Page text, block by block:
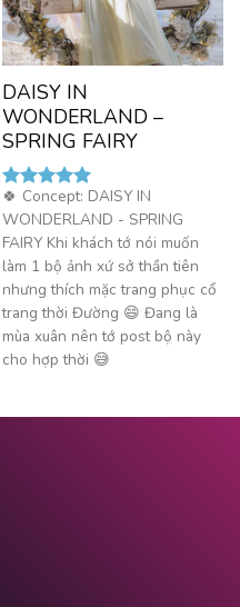
DAISY IN
WONDERLAND –
SPRING FAIRY
Được xếp
hạng5.00
5 sao
🍀 Concept: DAISY IN
WONDERLAND - SPRING
FAIRY Khi khách tớ nói muốn
làm 1 bộ ảnh xứ sở thần tiên
nhưng thích mặc trang phục cổ
trang thời Đường 😄 Đang là
mùa xuân nên tớ post bộ này
cho hợp thời 😅